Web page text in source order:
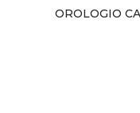
OROLOGIO